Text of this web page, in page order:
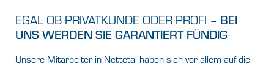
EGAL OB PRIVATKUNDE ODER PROFI – BEI
UNS WERDEN SIE GARANTIERT FÜNDIG
Unsere Mitarbeiter in Nettetal haben sich vor allem auf die